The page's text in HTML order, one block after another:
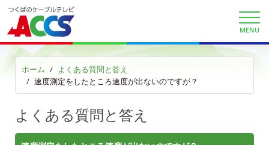
MENU
ホーム
よくある質問と答え
速度測定をしたところ速度が出ないのですが？
よくある質問と答え
サービス案内
サービスエリア
利用料金
工事内容
契約約款